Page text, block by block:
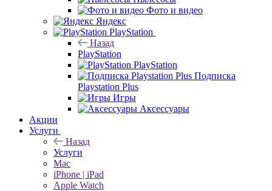
Фото и видео
Яндекс
PlayStation
Назад
PlayStation
PlayStation
Подписка
Playstation Plus
Игры
Аксессуары
Акции
Услуги
Назад
Услуги
Mac
iPhone | iPad
Apple Watch